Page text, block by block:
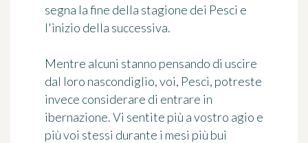
segna la fine della stagione dei Pesci e
l'inizio della successiva.
Mentre alcuni stanno pensando di uscire
dal loro nascondiglio, voi, Pesci, potreste
invece considerare di entrare in
ibernazione. Vi sentite più a vostro agio e
più voi stessi durante i mesi più bui